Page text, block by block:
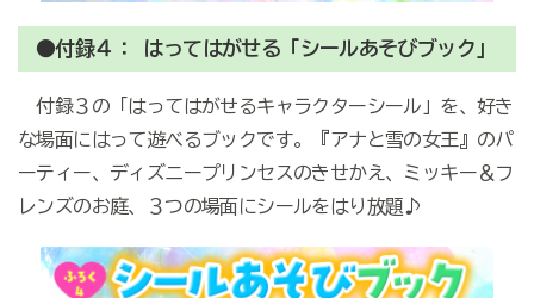
●付録４： はってはがせる「シールあそびブック」
付録３の「はってはがせるキャラクターシール」を、好き
な場面にはって遊べるブックです。『アナと雪の女王』のパ
ーティー、ディズニープリンセスのきせかえ、ミッキー＆フ
レンズのお庭、３つの場面にシールをはり放題♪